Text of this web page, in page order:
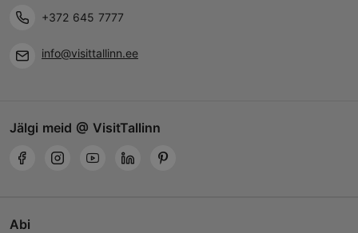
+372 645 7777
info@visittallinn.ee
Jälgi meid @ VisitTallinn
Abi